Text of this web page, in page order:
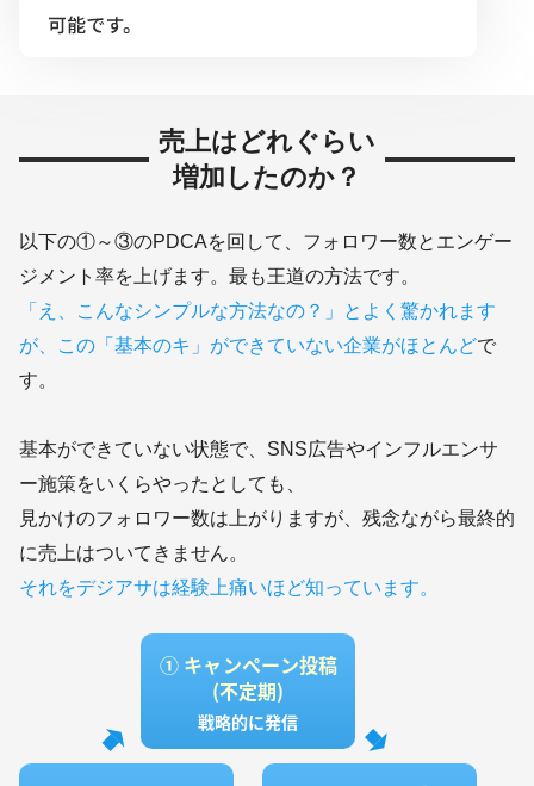
売上はどれぐらい
増加したのか？
以下の①～③のPDCAを回して、フォロワー数とエンゲー
ジメント率を上げます。最も王道の方法です。
「え、こんなシンプルな方法なの？」とよく驚かれます
が、この「基本のキ」ができていない企業がほとんどで
す。
基本ができていない状態で、SNS広告やインフルエンサ
ー施策をいくらやったとしても、
見かけのフォロワー数は上がりますが、残念ながら最終的
に売上はついてきません。
それをデジアサは経験上痛いほど知っています。